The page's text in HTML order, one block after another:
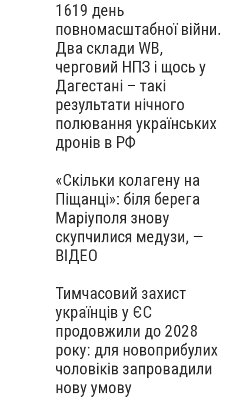
1619 день
повномасштабної війни.
Два склади WB,
черговий НПЗ і щось у
Дагестані – такі
результати нічного
полювання українських
дронів в РФ
«Скільки колагену на
Піщанці»: біля берега
Маріуполя знову
скупчилися медузи, —
ВІДЕО
Тимчасовий захист
українців у ЄС
продовжили до 2028
року: для новоприбулих
чоловіків запровадили
нову умову